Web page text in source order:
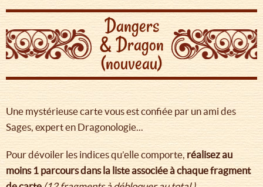
Dangers
& Dragon
(nouveau)
Une mystérieuse carte vous est confiée par un ami des
Sages, expert en Dragonologie...
Pour dévoiler les indices qu’elle comporte,réalisez au
moins 1 parcours dans la liste associée à chaque fragment